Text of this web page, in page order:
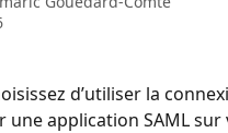
d’utiliser la
une application SAML